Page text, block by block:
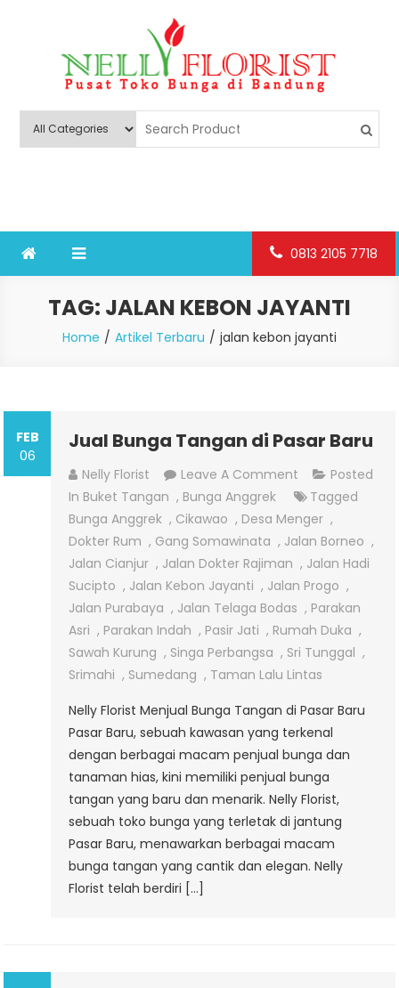
Nelly Florist Bandung
0813 2105 7718
TAG: JALAN KEBON JAYANTI
Home Artikel Terbaru jalan kebon jayanti
FEB
06
Jual Bunga Tangan di Pasar Baru
Nelly Florist Leave A Comment On
Jual
Bunga
Tangan
Di
Pasar
Baru
Posted
In Buket Tangan , Bunga Anggrek
Tagged
Bunga Anggrek , Cikawao , Desa Menger ,
Dokter Rum , Gang Somawinata , Jalan Borneo ,
Jalan Cianjur , Jalan Dokter Rajiman , Jalan Hadi
Sucipto , Jalan Kebon Jayanti , Jalan Progo ,
Jalan Purabaya , Jalan Telaga Bodas , Parakan
Asri , Parakan Indah , Pasir Jati , Rumah Duka ,
Sawah Kurung , Singa Perbangsa , Sri Tunggal ,
Srimahi , Sumedang , Taman Lalu Lintas
Nelly Florist Menjual Bunga Tangan di Pasar Baru
Pasar Baru, sebuah kawasan yang terkenal
dengan berbagai macam penjual bunga dan
tanaman hias, kini memiliki penjual bunga
tangan yang baru dan menarik. Nelly Florist,
sebuah toko bunga yang terletak di jantung
Pasar Baru, menawarkan berbagai macam
bunga tangan yang cantik dan elegan. Nelly
Florist telah berdiri […]